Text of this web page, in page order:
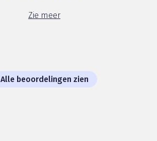
Zie meer
Alle beoordelingen zien